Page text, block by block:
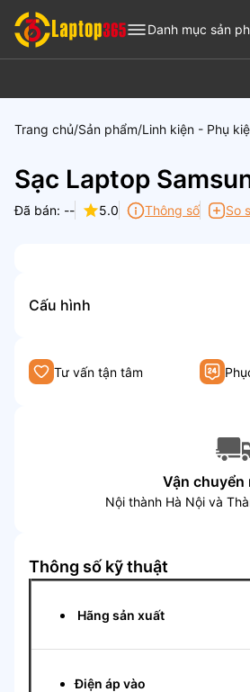
Danh mục sản
Trang chủ Sản phẩm Linh kiện - Phụ
Sạc Laptop
Đã bán: -- 5.0 Thông số So
Cấu hình
Tư vấn tận tâm
Vận chuyển
Nội thành Hà Nội và
Thông số kỹ thuật
Hãng sản xuất
Điện áp vào